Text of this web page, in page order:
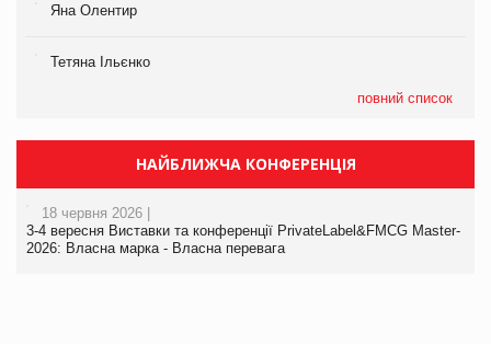
Яна Олентир
Тетяна Ільєнко
повний список
НАЙБЛИЖЧА КОНФЕРЕНЦІЯ
18 червня 2026 |
3-4 вересня Виставки та конференції PrivateLabel&FMCG Master-
2026: Власна марка - Власна перевага